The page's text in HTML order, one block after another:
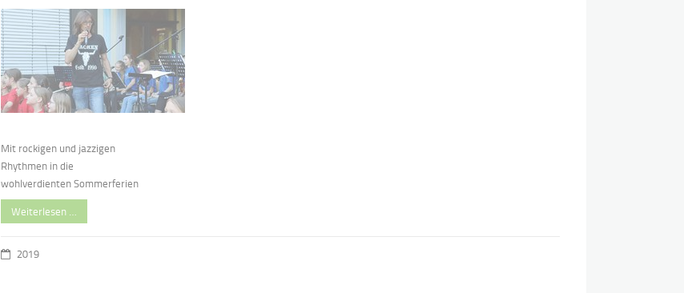
Mit rockigen und jazzigen
Rhythmen in die
wohlverdienten Sommerferien
Weiterlesen …
2019